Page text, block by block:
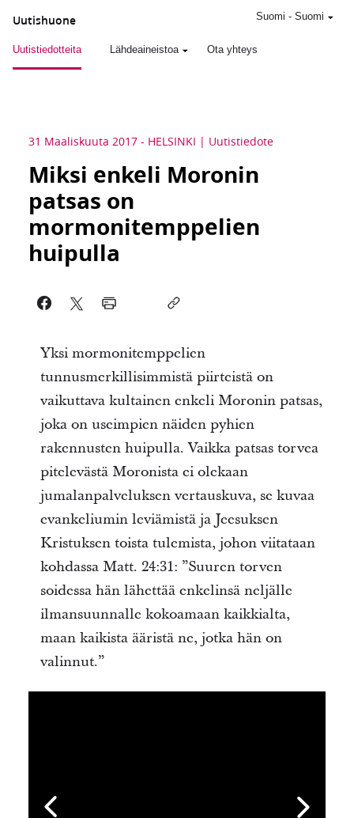
Uutishuone
Uutistiedotteita Lähdeaineistoa Ota yhteys
Suomi - Suomi
31 Maaliskuuta 2017 - HELSINKI Uutistiedote
Miksi enkeli Moronin
patsas on
mormonitemppelien
huipulla
Yksi mormonitemppelien
tunnusmerkillisimmistä piirteistä on
vaikuttava kultainen enkeli Moronin patsas,
joka on useimpien näiden pyhien
rakennusten huipulla. Vaikka patsas torvea
pitelevästä Moronista ei olekaan
jumalanpalveluksen vertauskuva, se kuvaa
evankeliumin leviämistä ja Jeesuksen
Kristuksen toista tulemista, johon viitataan
kohdassa Matt. 24:31: ”Suuren torven
soidessa hän lähettää enkelinsä neljälle
ilmansuunnalle kokoamaan kaikkialta,
maan kaikista ääristä ne, jotka hän on
valinnut.”